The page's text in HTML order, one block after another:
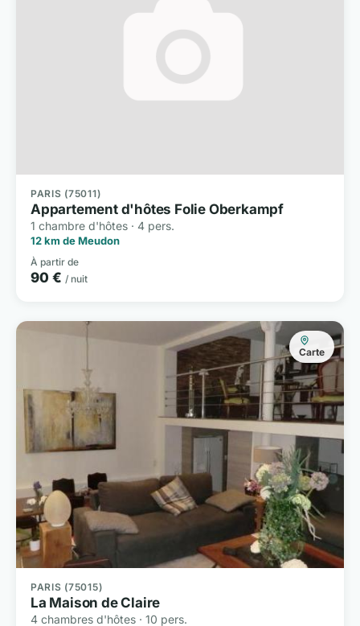
PARIS (75011)
Appartement d'hôtes Folie Oberkampf
1 chambre d'hôtes · 4 pers.
12 km de Meudon
À partir de
90 € / nuit
Carte
PARIS (75015)
La Maison de Claire
4 chambres d'hôtes · 10 pers.